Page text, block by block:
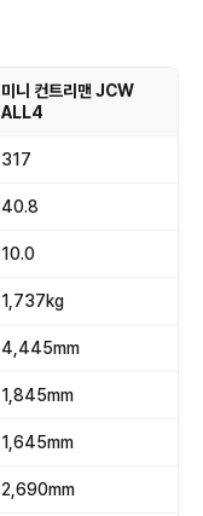
미니 컨트리맨 JCW
ALL4
317
40.8
10.0
1,737kg
4,445mm
1,845mm
1,645mm
2,690mm